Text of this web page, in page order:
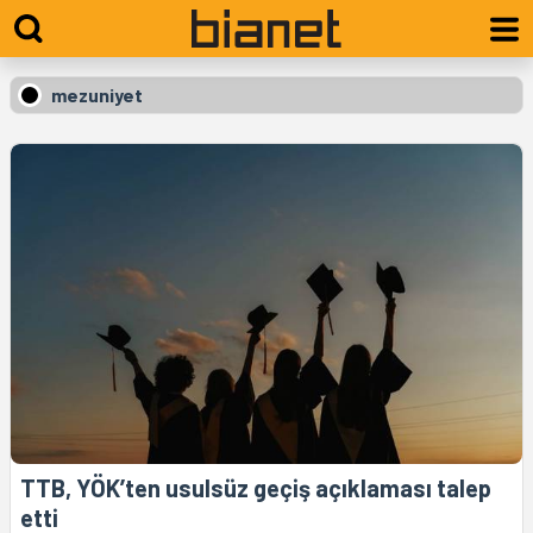
mezuniyet
TTB, YÖK’ten usulsüz geçiş açıklaması talep
etti